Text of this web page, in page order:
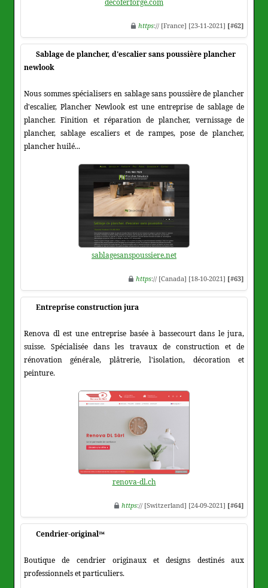
decoferforge.com
https:// [France] [23-11-2021] [#62]
Sablage de plancher, d'escalier sans poussière plancher
newlook
Nous sommes spécialisers en sablage sans poussière de plancher
d'escalier, Plancher Newlook est une entreprise de sablage de
plancher. Finition et réparation de plancher, vernissage de
plancher, sablage escaliers et de rampes, pose de plancher,
plancher huilé...
sablagesanspoussiere.net
https:// [Canada] [18-10-2021] [#63]
Entreprise construction jura
Renova dl est une entreprise basée à bassecourt dans le jura,
suisse. Spécialisée dans les travaux de construction et de
rénovation générale, plâtrerie, l'isolation, décoration et
peinture.
renova-dl.ch
https:// [Switzerland] [24-09-2021] [#64]
Cendrier-original™
Boutique de cendrier originaux et designs destinés aux
professionnels et particuliers.